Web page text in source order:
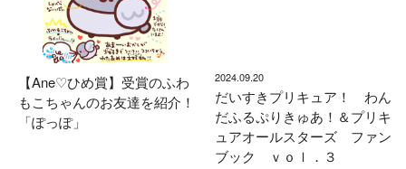
【Ane♡ひめ賞】受賞のふわ
もこちゃんのお友達を紹介！
「ぽっぽ」
2024.09.20
だいすきプリキュア！ わん
だふるぷりきゅあ！＆プリキ
ュアオールスターズ ファン
ブック ｖｏｌ．３